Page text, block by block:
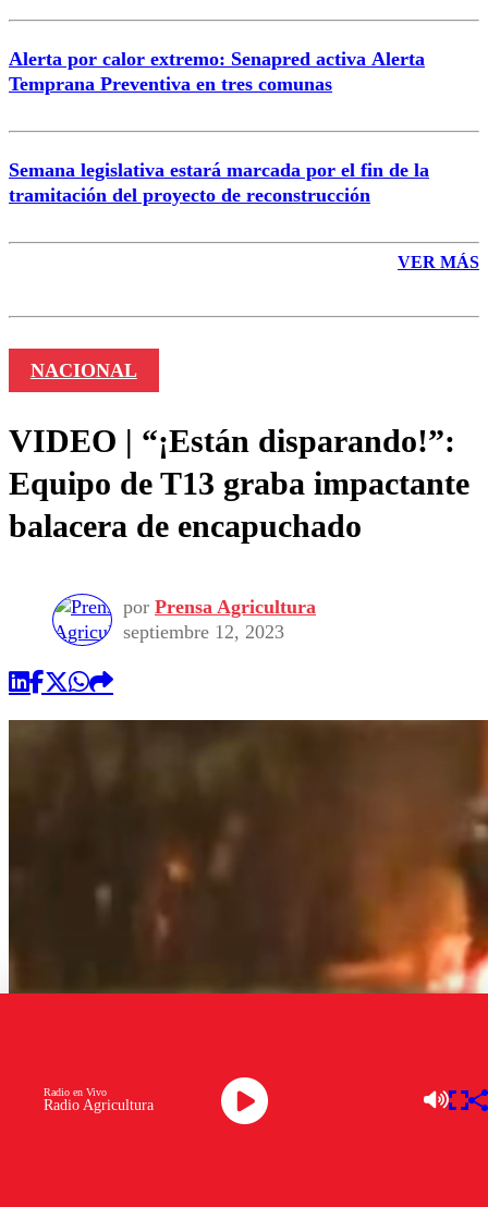
Alerta por calor extremo: Senapred activa Alerta
Temprana Preventiva en tres comunas
Semana legislativa estará marcada por el fin de la
tramitación del proyecto de reconstrucción
VER MÁS
NACIONAL
VIDEO | “¡Están disparando!”:
Equipo de T13 graba impactante
balacera de encapuchado
por Prensa Agricultura
septiembre 12, 2023
Radio Agricultura
Radio en Vivo